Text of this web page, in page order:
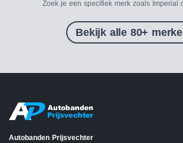
Zoek je een specifiek merk zoals Imperial
Bekijk alle 80+
Autobanden Prijsvechter